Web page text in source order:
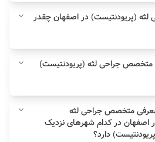
(پریودنتیست) در اصفهان چقدر
جراحی لثه (پریودنتیست)
متخصص جراحی لثه
اصفهان در کدام شهرهای نزدیک
دارد؟